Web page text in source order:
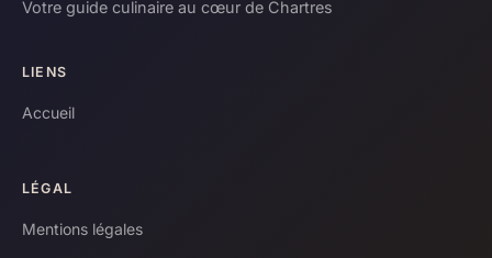
Votre guide culinaire au cœur de Chartres
LIENS
Accueil
LÉGAL
Mentions légales